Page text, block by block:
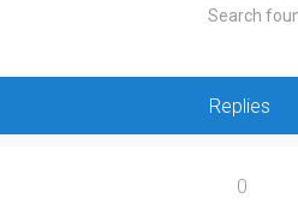
Search
Replies
0